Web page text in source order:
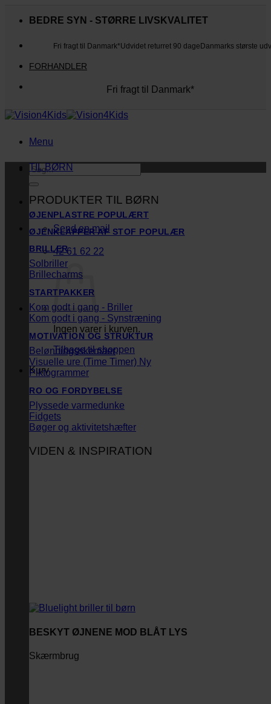
BEDRE SYN - STØRRE LIVSKVALITET
Fri fragt til Danmark*Udvidet returret 90 dage Danmarks største
FORHANDLER
Fri fragt til Danmark*
Menu
Søg
efter:
Send en mail
42 61 62 22
Ingen varer i kurven.
Tilbage til shoppen
Kurv
TIL BØRN
PRODUKTER TIL BØRN
ØJENPLASTRE
ØJENKLAPPER AF STOF
BRILLER
Solbriller
Brillecharms
STARTPAKKER
Kom godt i gang - Briller
Kom godt i gang - Synstræning
MOTIVATION OG STRUKTUR
Belønningsskemaer
Visuelle ure (Time Timer)
Piktogrammer
RO OG FORDYBELSE
Plyssede varmedunke
Fidgets
Bøger og aktivitetshæfter
VIDEN & INSPIRATION
BESKYT ØJNENE MOD BLÅT LYS
Skærmbrug